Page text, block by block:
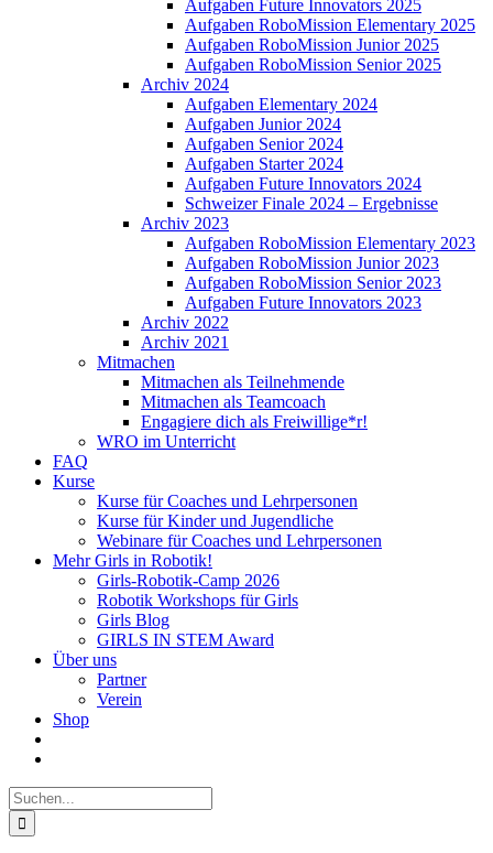
Aufgaben Future Innovators 2025
Aufgaben RoboMission Elementary 2025
Aufgaben RoboMission Junior 2025
Aufgaben RoboMission Senior 2025
Archiv 2024
Aufgaben Elementary 2024
Aufgaben Junior 2024
Aufgaben Senior 2024
Aufgaben Starter 2024
Aufgaben Future Innovators 2024
Schweizer Finale 2024 – Ergebnisse
Archiv 2023
Aufgaben RoboMission Elementary 2023
Aufgaben RoboMission Junior 2023
Aufgaben RoboMission Senior 2023
Aufgaben Future Innovators 2023
Archiv 2022
Archiv 2021
Mitmachen
Mitmachen als Teilnehmende
Mitmachen als Teamcoach
Engagiere dich als Freiwillige*r!
WRO im Unterricht
FAQ
Kurse
Kurse für Coaches und Lehrpersonen
Kurse für Kinder und Jugendliche
Webinare für Coaches und Lehrpersonen
Mehr Girls in Robotik!
Girls-Robotik-Camp 2026
Robotik Workshops für Girls
Girls Blog
GIRLS IN STEM Award
Über uns
Partner
Verein
Shop
Suche
nach: